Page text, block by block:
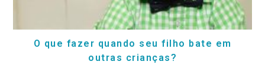
O que fazer quando seu filho bate em
outras crianças?